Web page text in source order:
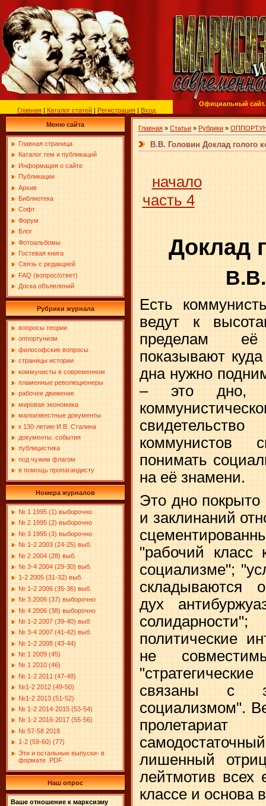
Главная | Каталог статей | Регистрация | Вход
Официальный сайт.
Меню сайта
Главная страница
Каталог тем и публикаций
Информация о сайте
Публикации
Архив
Библиотека
Софт
Форум
Блог
Фотоальбомы
Гостевая книга
Связь с редакцией
FAQ (вопрос/ответ)
Доска объявлений
Рубрики журнала
вопросы теории
оппортунизм
философские вопросы
страницы истории
коммунисты в современном
пламенные революционеры
рабочее движение
мировая экономика
малоизвестные документы
к 130-летию И.В. Сталина
документы. события
публицистика
под чужим флагом
в помощь пропагандисту
Номера журналов
№ 1 1995 (1) выборочно
№ 2 1995 (2) выборочно
№ 3 1995 (3) выборочно
№ 1-2 2003 (24-25) выб.
№ 2 2004 (28) выб.
№ 3-4 2004 (29-30) выб.
1-2 2005 (31-32) выб.
№ 1-2 2006 (35-36) выб.
№ 3 2006 (37) выборочно
№ 4 2006 (38) выборочно
№ 1-2 2007 (39-40) выб
№ 3-4 2007 (41-42) выб.
№ 1-2 2008 (43-44)
№ 1 2009 (45)
№ 1 2010 (46)
№ 1-2 2011 (47-48)
№1-2 2012 (49-50)
№1-2 2013 (51-52)
№ 1-2 2014-2015 (53-54)
№ 1-2 2016-2017 (55-56)
№ 57-58 2018
1-2 (59-60) (77)
Эти и остальные выпуски- в
формате .PDF
Наш опрос
Ваше отношение к марксизму
Главная » Статьи » Рубрики »
В.В. Головин Доклад голого
начало
часть 4
Доклад
Есть
ведут к
пределам
показывают
дна нужно
– это дно,
коммунистов
понимать
на её знамени.
Это дно
и заклинаний
"рабочий класс
социализме";
складываются
дух
политические
не
связаны с
социализмом".
лишенный
лейтмотив всех
классе и основа